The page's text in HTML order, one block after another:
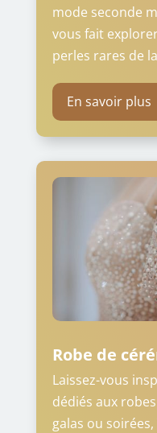
mode seconde
vous fait
perles rares de
En savoir plus
Robe de
Laissez-vous
dédiés aux
galas ou